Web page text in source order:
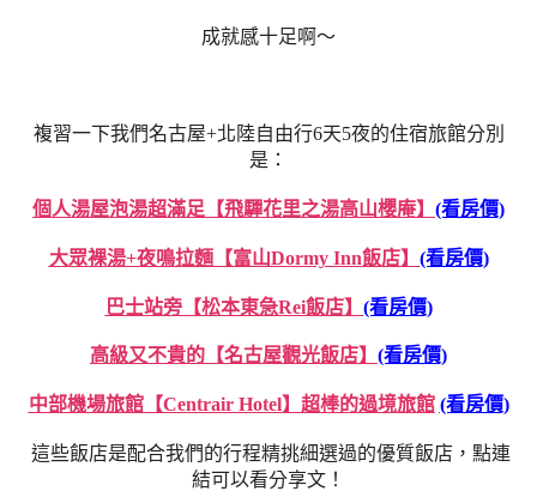
成就感十足啊～
複習一下我們名古屋+北陸自由行6天5夜的住宿旅館分別
是：
個人湯屋泡湯超滿足【飛驒花里之湯高山櫻庵】 (看房價)
大眾裸湯+夜鳴拉麵【富山Dormy Inn飯店】 (看房價)
巴士站旁【松本東急Rei飯店】 (看房價)
高級又不貴的【名古屋觀光飯店】 (看房價)
中部機場旅館【Centrair Hotel】超棒的過境旅館 (看房價)
這些飯店是配合我們的行程精挑細選過的優質飯店，點連
結可以看分享文！